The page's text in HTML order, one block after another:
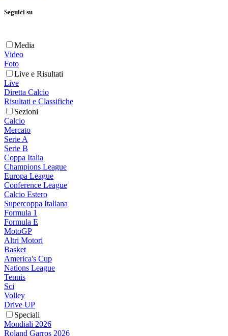
Seguici su
Media
Video
Foto
Live e Risultati
Live
Diretta Calcio
Risultati e Classifiche
Sezioni
Calcio
Mercato
Serie A
Serie B
Coppa Italia
Champions League
Europa League
Conference League
Calcio Estero
Supercoppa Italiana
Formula 1
Formula E
MotoGP
Altri Motori
Basket
America's Cup
Nations League
Tennis
Sci
Volley
Drive UP
Speciali
Mondiali 2026
Roland Garros 2026